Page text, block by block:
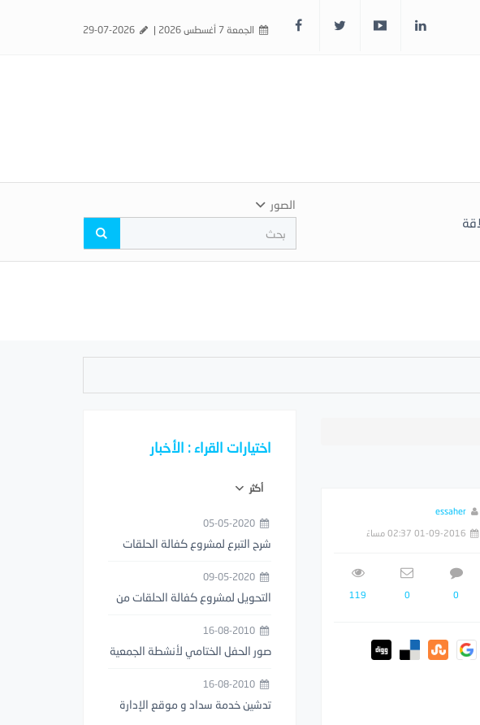
الجمعة 7 أغسطس 2026 |
الصور
essaher
01-09-2016 02:37 مساءً
0
0
119
اختيارات القراء : الأخبار
أكثر
05-05-2020
شرح التبرع لمشروع كفالة الحلقات
09-05-2020
التحويل لمشروع كفالة الحلقات من
16-08-2010
صور الحفل الختامي لأنشطة الجمعية
16-08-2010
تدشين خدمة سداد و موقع الإدارة